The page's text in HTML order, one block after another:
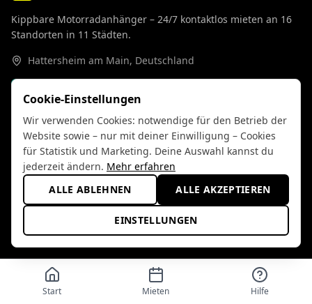
Kippbare Motorradanhänger – 24/7 kontaktlos mieten an 16
Standorten in 11 Städten.
Hattersheim am Main, Deutschland
Navigation
Motorradanhänger mieten
Standorte & Verfügbarkeit
Preise & Tarife
Häufige Fragen
Ratgeber & Anleitungen
Start Mieten Hilfe
Cookie-Einstellungen
Wir verwenden Cookies: notwendige für den Betrieb der
Website sowie – nur mit deiner Einwilligung – Cookies
für Statistik und Marketing. Deine Auswahl kannst du
jederzeit ändern. Mehr erfahren
ALLE ABLEHNEN
ALLE AKZEPTIEREN
EINSTELLUNGEN